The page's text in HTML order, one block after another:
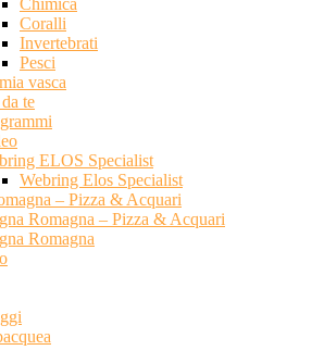
Chimica
Coralli
Invertebrati
Pesci
vasca
te
ELOS Specialist
Webring Elos Specialist
– Pizza & Acquari
Romagna – Pizza & Acquari
Romagna